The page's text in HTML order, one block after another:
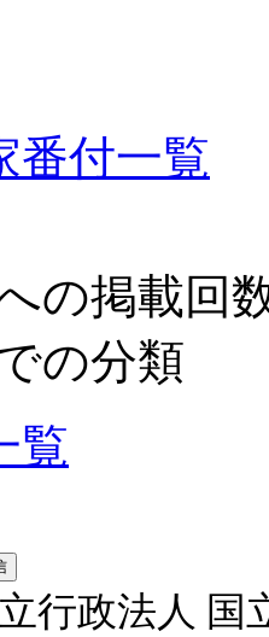
番付一覧
の掲載回
の分類
覧
行政法人 国